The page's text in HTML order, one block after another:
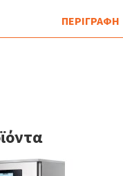
ΠΕΡΙΓΡΑΦΗ